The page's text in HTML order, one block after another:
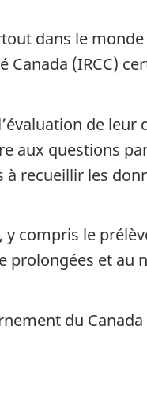
dans le
(IRCC)
de leur
aux questions
à recueillir les
compris le
prolongées et au
du